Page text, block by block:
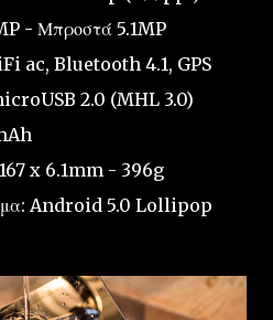
- Μπροστά 5.1MP
ac, Bluetooth 4.1, GPS
2.0 (MHL 3.0)
x 6.1mm - 396g
Android 5.0 Lollipop